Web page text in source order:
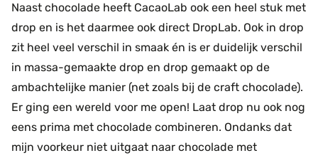
Naast chocolade heeft CacaoLab ook een heel stuk met
drop en is het daarmee ook direct DropLab. Ook in drop
zit heel veel verschil in smaak én is er duidelijk verschil
in massa-gemaakte drop en drop gemaakt op de
ambachtelijke manier (net zoals bij de craft chocolade).
Er ging een wereld voor me open! Laat drop nu ook nog
eens prima met chocolade combineren. Ondanks dat
mijn voorkeur niet uitgaat naar chocolade met